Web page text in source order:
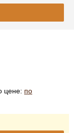
цене: по